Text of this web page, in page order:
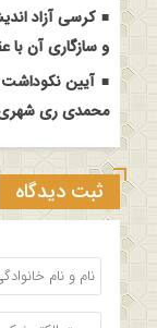
کرسی آزاد
و سازگاری آن با
آیین
محمدی ری شهری
ثبت دیدگاه